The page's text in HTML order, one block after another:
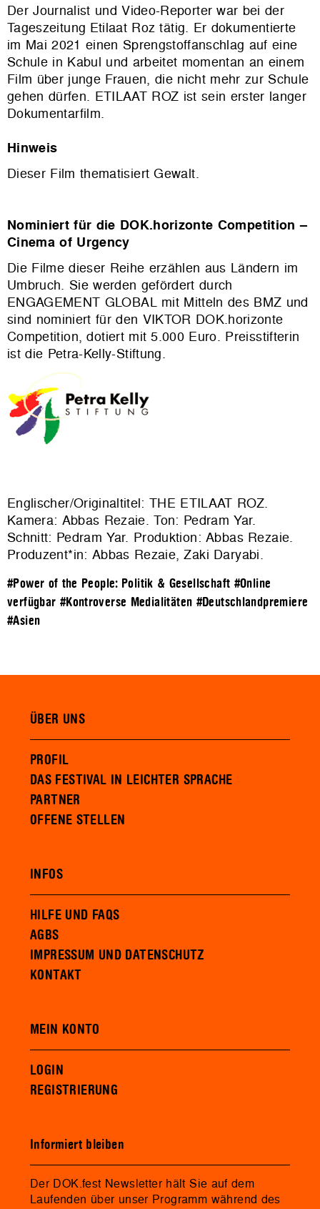
Der Journalist und Video-Reporter war bei der
Tageszeitung Etilaat Roz tätig. Er dokumentierte
im Mai 2021 einen Sprengstoffanschlag auf eine
Schule in Kabul und arbeitet momentan an einem
Film über junge Frauen, die nicht mehr zur Schule
gehen dürfen. ETILAAT ROZ ist sein erster langer
Dokumentarfilm.
Hinweis
Dieser Film thematisiert Gewalt.
Nominiert für die DOK.horizonte Competition –
Cinema of Urgency
Die Filme dieser Reihe erzählen aus Ländern im
Umbruch. Sie werden gefördert durch
ENGAGEMENT GLOBAL mit Mitteln des BMZ und
sind nominiert für den VIKTOR DOK.horizonte
Competition, dotiert mit 5.000 Euro. Preisstifterin
ist die Petra-Kelly-Stiftung.
Englischer/Originaltitel: THE ETILAAT ROZ.
Kamera: Abbas Rezaie. Ton: Pedram Yar.
Schnitt: Pedram Yar. Produktion: Abbas Rezaie.
Produzent*in: Abbas Rezaie, Zaki Daryabi.
#Power of the People: Politik & Gesellschaft #Online
verfügbar #Kontroverse Medialitäten #Deutschlandpremiere
#Asien
ÜBER UNS
PROFIL
DAS FESTIVAL IN LEICHTER SPRACHE
PARTNER
OFFENE STELLEN
INFOS
HILFE UND FAQS
AGBS
IMPRESSUM UND DATENSCHUTZ
KONTAKT
MEIN KONTO
LOGIN
REGISTRIERUNG
Informiert bleiben
Der DOK.fest Newsletter hält Sie auf dem
Laufenden über unser Programm während des